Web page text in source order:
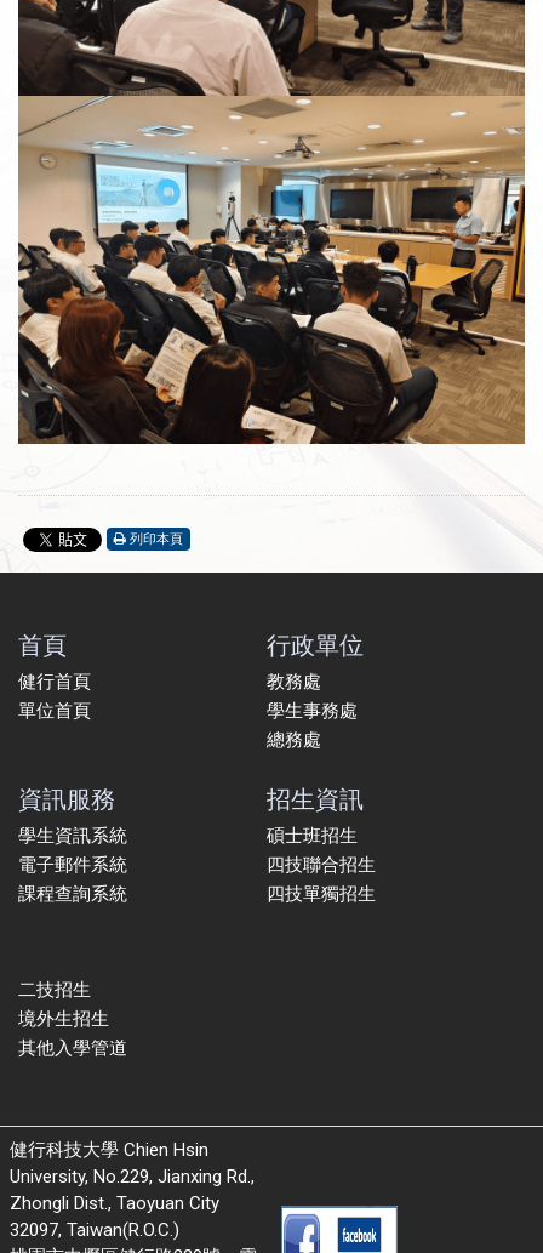
列印本頁
首頁
健行首頁
單位首頁
行政單位
教務處
學生事務處
總務處
資訊服務
學生資訊系統
電子郵件系統
課程查詢系統
招生資訊
碩士班招生
四技聯合招生
四技單獨招生
二技招生
境外生招生
其他入學管道
健行科技大學 Chien Hsin
University, No.229, Jianxing Rd.,
Zhongli Dist., Taoyuan City
32097, Taiwan(R.O.C.)